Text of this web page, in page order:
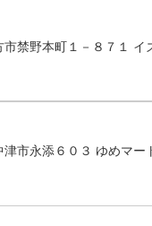
市禁野本町１－８７１
市永添６０３ ゆめマ